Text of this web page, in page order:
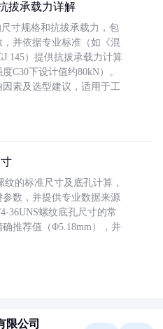
拔承载力详解
寸规格和抗拔承载力，包
并依据专业标准（如《混
145）提供抗拔承载力计算
C30下设计值约80kN）。
素及选型建议，适用于工
的标准尺寸及底孔计算，
数，并提供专业数据来源
36UNS螺纹底孔尺寸的常
推荐值（Φ5.18mm），并
限公司